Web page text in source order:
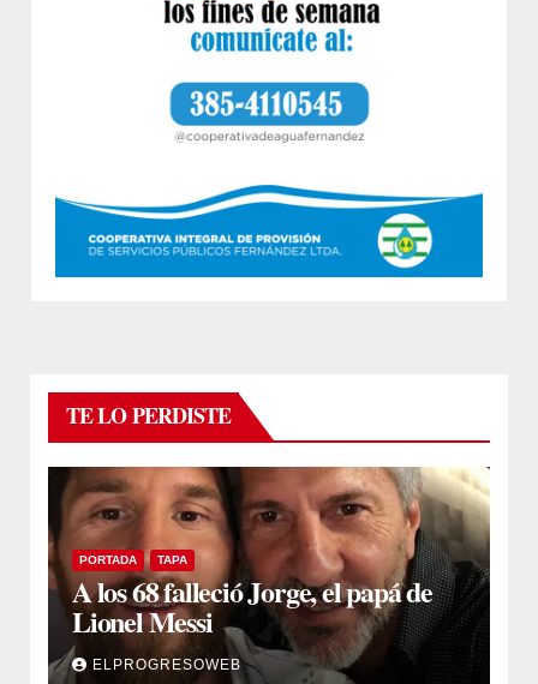
TE LO PERDISTE
PORTADA TAPA
A los 68 falleció Jorge, el papá de
Lionel Messi
ELPROGRESOWEB